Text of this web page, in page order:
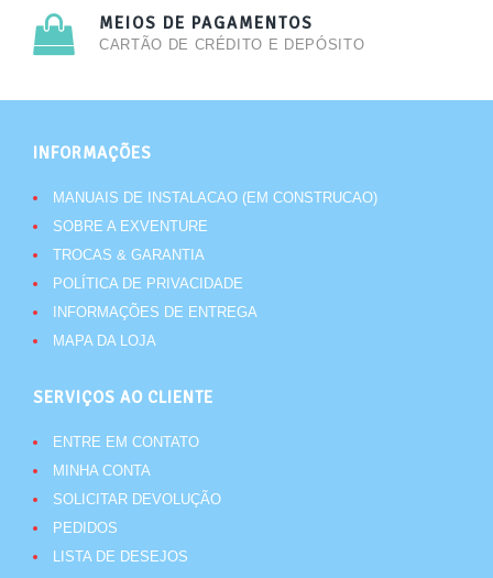
MEIOS DE PAGAMENTOS
CARTÃO DE CRÉDITO E DEPÓSITO
INFORMAÇÕES
MANUAIS DE INSTALACAO (EM CONSTRUCAO)
SOBRE A EXVENTURE
TROCAS & GARANTIA
POLÍTICA DE PRIVACIDADE
INFORMAÇÕES DE ENTREGA
MAPA DA LOJA
SERVIÇOS AO CLIENTE
ENTRE EM CONTATO
MINHA CONTA
SOLICITAR DEVOLUÇÃO
PEDIDOS
LISTA DE DESEJOS